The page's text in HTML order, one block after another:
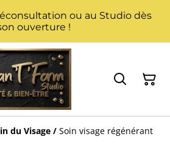
ou au Studio dès
ouverture !
du Visage / Soin visage régénérant